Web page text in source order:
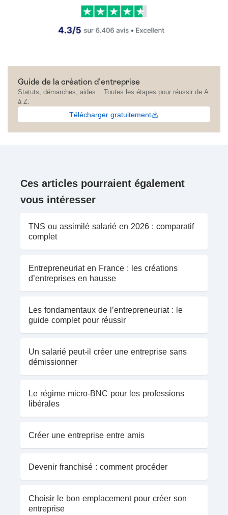
Guide de la création d'entreprise
Statuts, démarches, aides... Toutes les étapes pour réussir de A
à Z.
Télécharger gratuitement
Ces articles pourraient également
vous intéresser
TNS ou assimilé salarié en 2026 : comparatif
complet
Entrepreneuriat en France : les créations
d’entreprises en hausse
Les fondamentaux de l’entrepreneuriat : le
guide complet pour réussir
Un salarié peut-il créer une entreprise sans
démissionner
Le régime micro-BNC pour les professions
libérales
Créer une entreprise entre amis
Devenir franchisé : comment procéder
Choisir le bon emplacement pour créer son
entreprise